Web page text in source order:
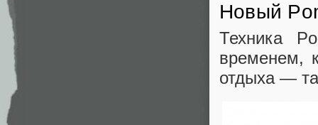
Новый
Техника
временем,
отдыха —